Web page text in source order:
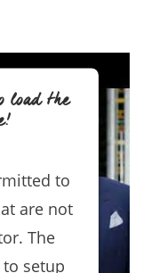
load the
to
are not
The
setup